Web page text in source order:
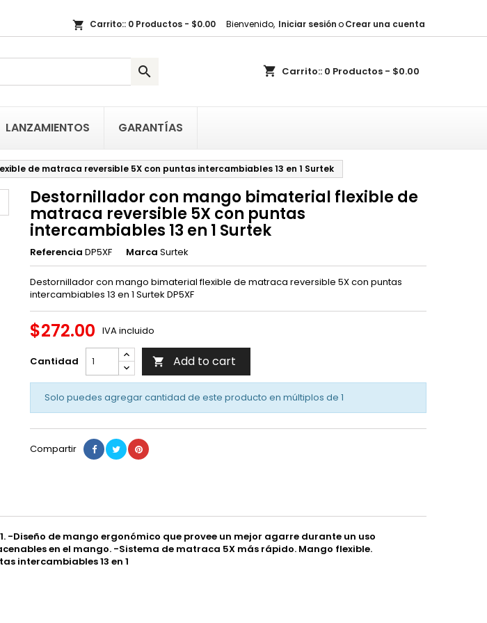
Bienvenido, Iniciar sesiónoCrear una cuenta
shopping_cart Carrito:: 0 Productos - $0.00
shopping_cart Carrito:: 0 Productos - $0.00

LANZAMIENTOS GARANTÍAS
de matraca reversible 5X con puntas intercambiables 13 en 1 Surtek
Destornillador con mango bimaterial flexible de
matraca reversible 5X con puntas
intercambiables 13 en 1 Surtek
Referencia DP5XF Marca Surtek
Destornillador con mango bimaterial flexible de matraca reversible 5X con puntas
intercambiables 13 en 1 Surtek DP5XF
$272.00 IVA incluido
Cantidad  Add to cart
Solo puedes agregar cantidad de este producto en múltiplos de 1
Compartir
Diseño de mango ergonómico que provee un mejor agarre durante un uso
en el mango. -Sistema de matraca 5X más rápido. Mango flexible.
intercambiables 13 en 1
×
×
((cancelText)) ((createText))
×
productos en su lista de deseos.
((loginText))